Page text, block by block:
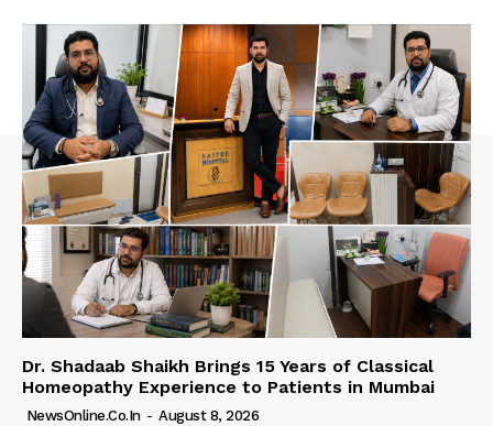
Dr. Shadaab Shaikh Brings 15 Years of Classical
Homeopathy Experience to Patients in Mumbai
NewsOnline.co.in - August 8, 2026